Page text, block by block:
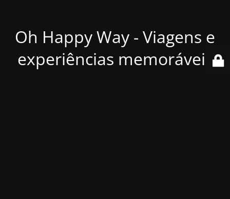
Oh Happy Way - Viagens e
experiências memoráveis